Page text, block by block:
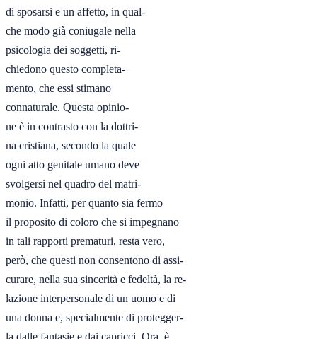
di sposarsi e un affetto, in qual-
che modo già coniugale nella
psicologia dei soggetti, ri-
chiedono questo completa-
mento, che essi stimano
connaturale. Questa opinio-
ne è in contrasto con la dottri-
na cristiana, secondo la quale
ogni atto genitale umano deve
svolgersi nel quadro del matri-
monio. Infatti, per quanto sia fermo
il proposito di coloro che si impegnano
in tali rapporti prematuri, resta vero,
però, che questi non consentono di assi-
curare, nella sua sincerità e fedeltà, la re-
lazione interpersonale di un uomo e di
una donna e, specialmente di protegger-